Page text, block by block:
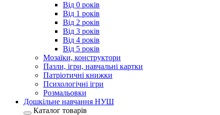
Від 0 років
Від 1 років
Від 2 років
Від 3 років
Від 4 років
Від 5 років
Мозаїки, конструктори
Пазли, ігри, навчальні картки
Патріотичні книжки
Психологічні ігри
Розмальовки
Дошкільне навчання НУШ
Каталог товарів